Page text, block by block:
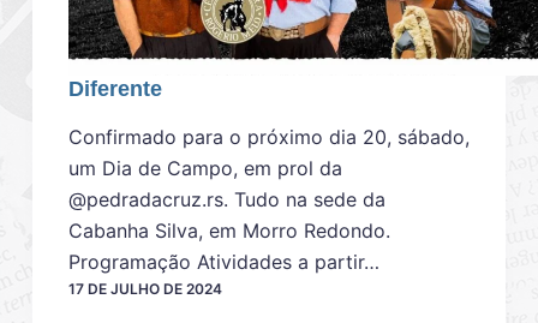
Diferente
Confirmado para o próximo dia 20, sábado,
um Dia de Campo, em prol da
@pedradacruz.rs. Tudo na sede da
Cabanha Silva, em Morro Redondo.
Programação Atividades a partir…
17 DE JULHO DE 2024